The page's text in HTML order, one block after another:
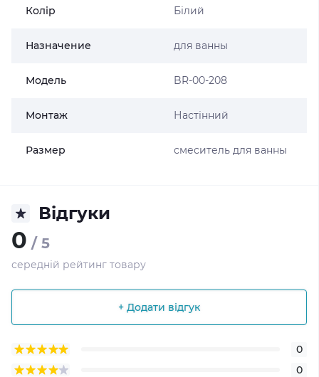
Колір Білий
Назначение для ванны
Мoдель BR-00-208
Монтаж Настінний
Размер смеситель для ванны
Відгуки
0 / 5
середній рейтинг товару
+ Додати відгук
0
0